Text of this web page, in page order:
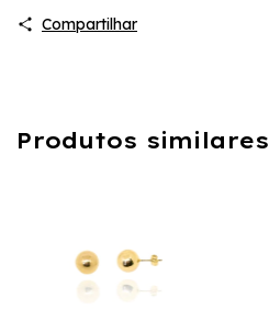
Compartilhar
Produtos similares